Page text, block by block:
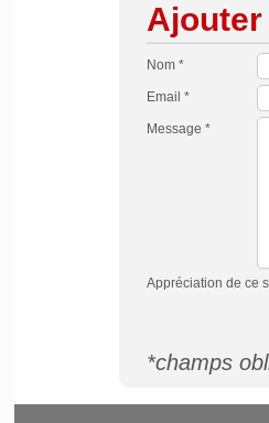
Nom *
Email *
Message *
Appréciation de ce
*champs